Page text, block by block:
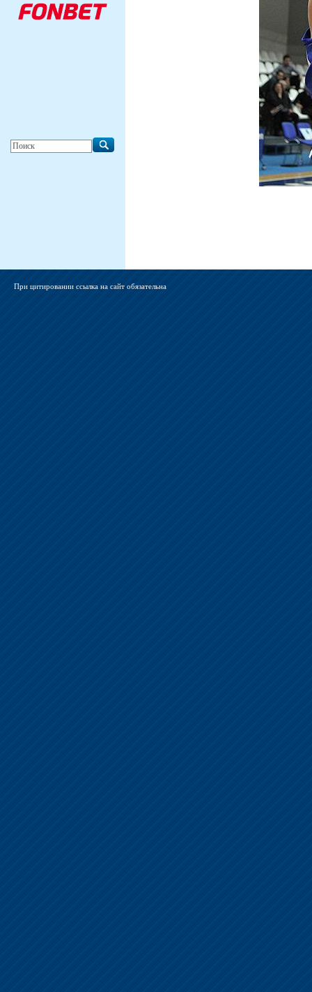
При цитировании ссылка на сайт обязательна